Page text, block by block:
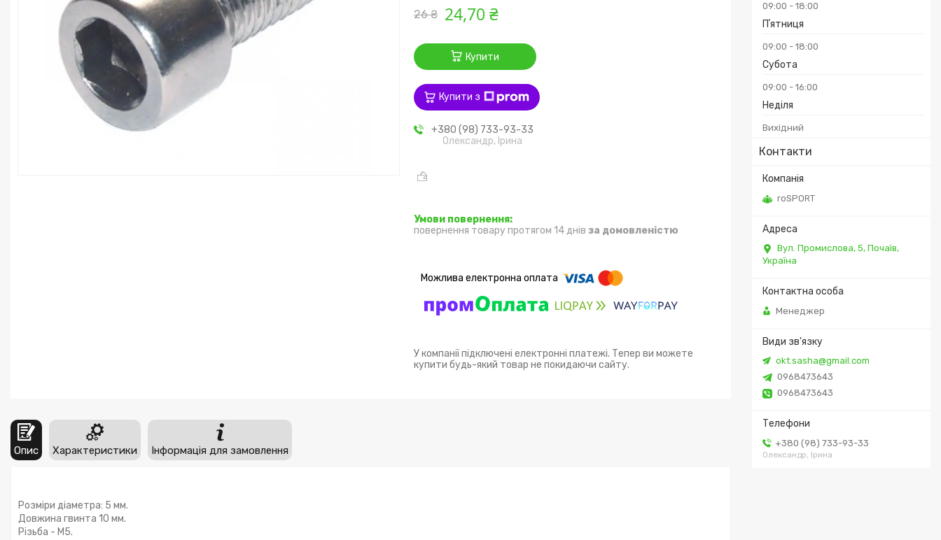
09:00 18:00
Пʼятниця
09:00 18:00
Субота
09:00 16:00
Неділя
Вихідний
Контакти
roSPORT
Вул. Промислова, 5, Почаїв,
Україна
Менеджер
okt.sasha@gmail.com
0968473643
0968473643
+380 (98) 733-93-33
Олександр, Ірина
26 ₴ 24,70 ₴
Купити
Купити з
+380 (98) 733-93-33
Олександр, Ірина
повернення товару протягом 14 днів за домовленістю
У компанії підключені електронні платежі. Тепер ви можете
купити будь-який товар не покидаючи сайту.
Опис Характеристики Інформація для замовлення
Розміри діаметра: 5 мм.
Довжина гвинта 10 мм.
Різьба - М5.